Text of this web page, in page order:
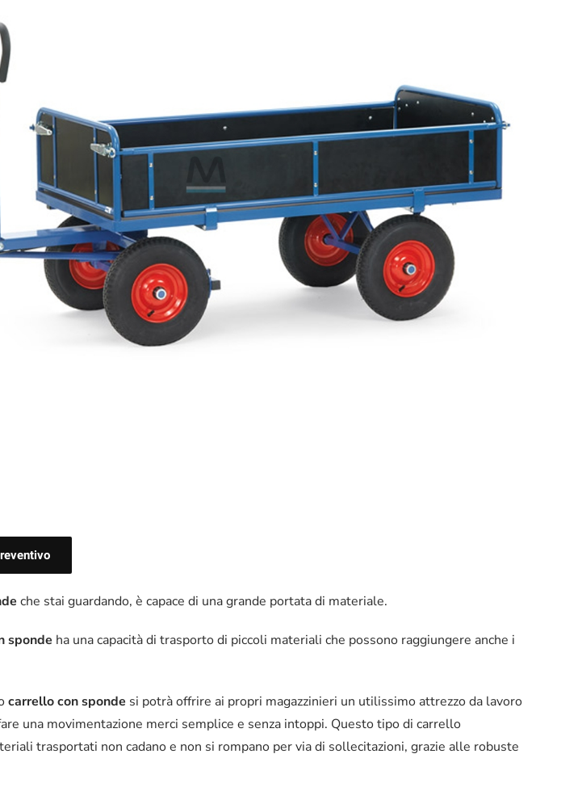
che stai guardando, è capace di una grande portata di materiale.
sponde ha una capacità di trasporto di piccoli materiali che possono raggiungere anche i
carrello con sponde si potrà offrire ai propri magazzinieri un utilissimo attrezzo da lavoro
una movimentazione merci semplice e senza intoppi. Questo tipo di carrello
trasportati non cadano e non si rompano per via di sollecitazioni, grazie alle robuste